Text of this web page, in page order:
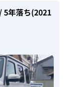
/ 5年落ち(2021